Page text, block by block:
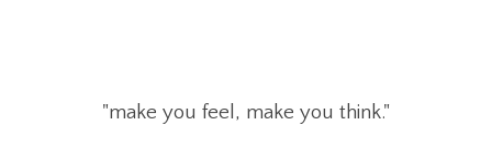
"make you feel, make you think."